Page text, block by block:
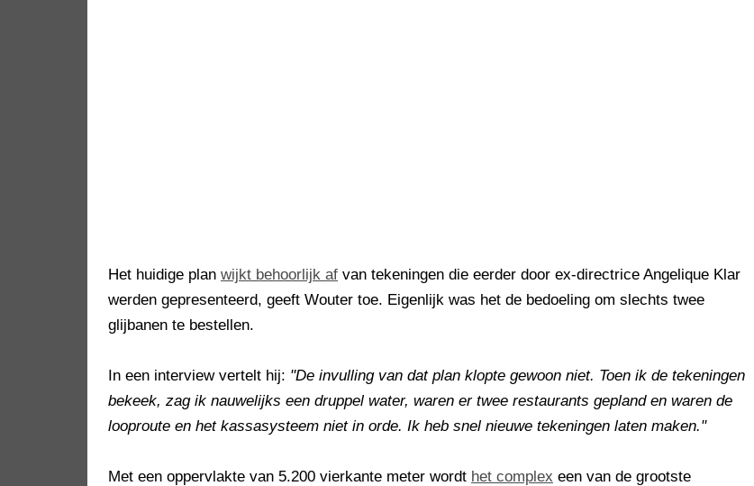
Het huidige plan wijkt behoorlijk af van tekeningen die eerder door ex-directrice Angelique Klar
werden gepresenteerd, geeft Wouter toe. Eigenlijk was het de bedoeling om slechts twee
glijbanen te bestellen.
In een interview vertelt hij: "De invulling van dat plan klopte gewoon niet. Toen ik de tekeningen
bekeek, zag ik nauwelijks een druppel water, waren er twee restaurants gepland en waren de
looproute en het kassasysteem niet in orde. Ik heb snel nieuwe tekeningen laten maken."
Met een oppervlakte van 5.200 vierkante meter wordt het complex een van de grootste